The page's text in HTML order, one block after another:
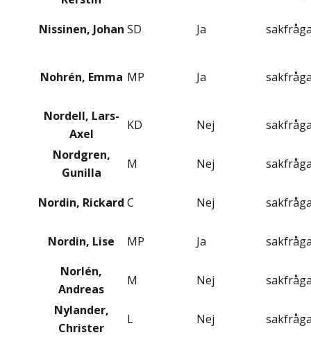
Nissinen, Johan SD Ja
Nohrén, Emma MP Ja
Nordell, Lars-
Axel
KD Nej
Nordgren,
Gunilla
M Nej
Nordin, Rickard C Nej
Nordin, Lise MP Ja
Norlén,
Andreas
M Nej
Nylander,
Christer
L Nej